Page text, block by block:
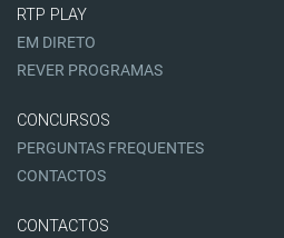
RTP PLAY
EM DIRETO
REVER PROGRAMAS
CONCURSOS
PERGUNTAS FREQUENTES
CONTACTOS
CONTACTOS